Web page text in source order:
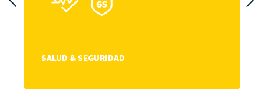
SALUD & SEGURIDAD